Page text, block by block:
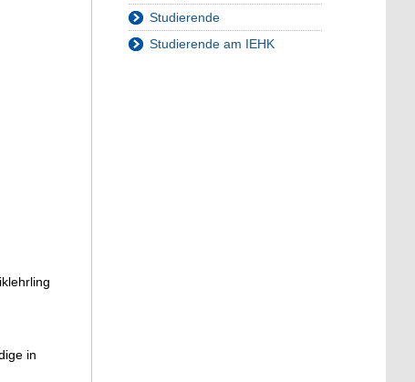
in
Studierende
Studierende am IEHK